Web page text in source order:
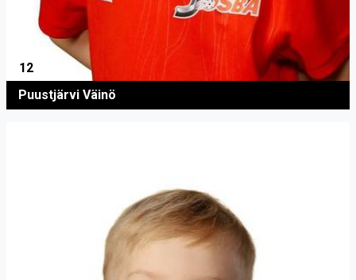
12
Puustjärvi Väinö